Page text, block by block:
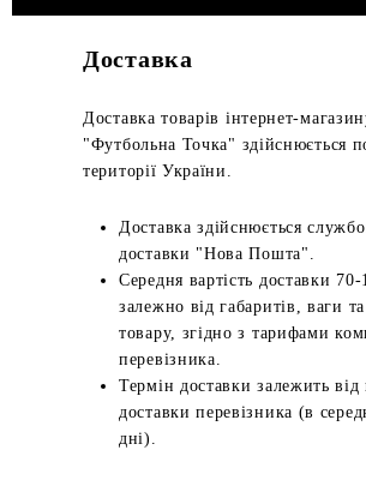
Доставка
Доставка товарів інтернет-
"Футбольна Точка" здійснюється
території України.
Доставка здійснюється
доставки "Нова Пошта".
Середня вартість доставки
залежно від габаритів, ваги та
товару, згідно з тарифами
перевізника.
Термін доставки залежить від
доставки перевізника (в
дні).